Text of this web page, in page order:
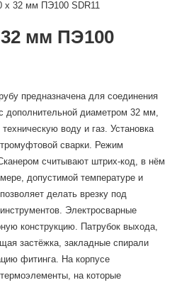
мм ПЭ100
предназначена для соединения
дополнительной диаметром 32 мм,
воду и газ. Установка
сварки. Режим
считывают штрих-код, в нём
допустимой температуре и
делать врезку под
Электросварные
конструкцию. Патрубок выхода,
застёжка, закладные спирали
фитинга. На корпусе
на которые